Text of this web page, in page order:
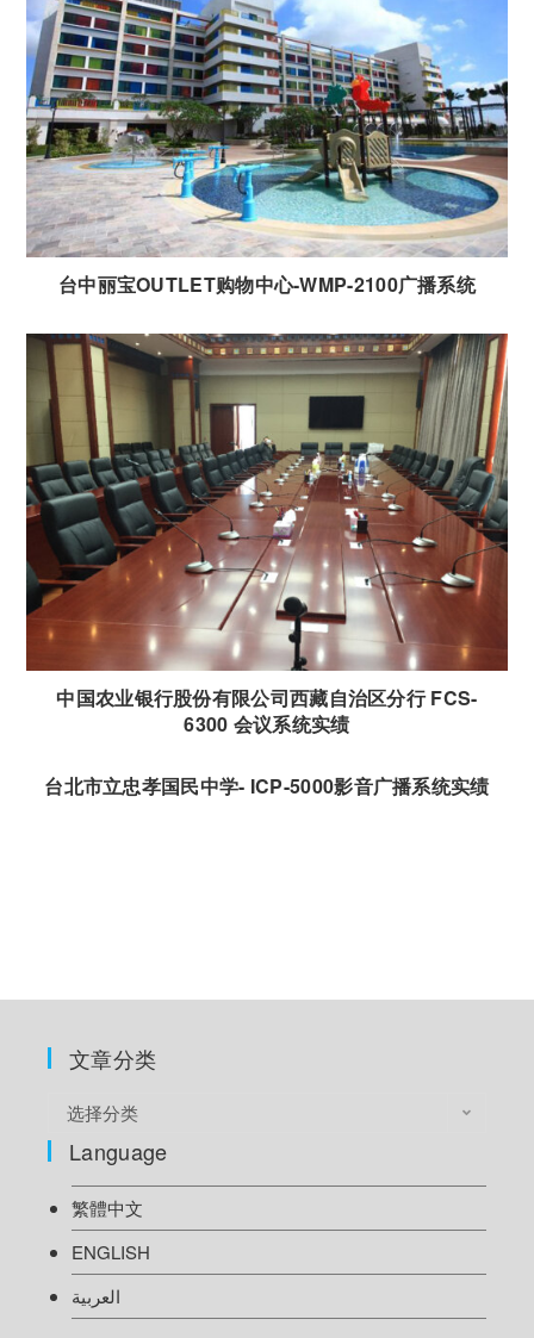
台中丽宝OUTLET购物中心-WMP-2100广播系统
中国农业银行股份有限公司西藏自治区分行 FCS-
6300 会议系统实绩
台北市立忠孝国民中学- ICP-5000影音广播系统实绩
文章分类
选择分类
Language
繁體中文
ENGLISH
العربية